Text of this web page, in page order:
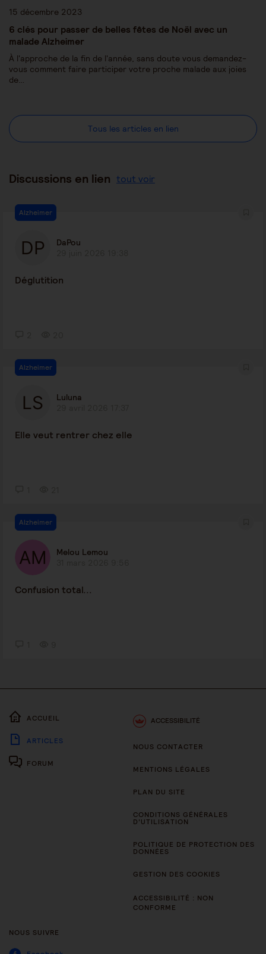
15 décembre 2023
6 clés pour passer de belles fêtes de Noël avec un
malade Alzheimer
À l'approche de la fin de l'année, sans doute vous demandez-
vous comment faire participer votre proche malade aux joies
de…
Tous les articles en lien
Discussions en lien tout voir
Alzheimer
DaPou
Déglutition
Alzheimer
Luluna
Elle veut rentrer chez elle
Alzheimer
Melou Lemou
Confusion total...
ACCUEIL
ARTICLES
FORUM
ACCESSIBILITÉ
NOUS CONTACTER
MENTIONS LÉGALES
PLAN DU SITE
CONDITIONS GÉNÉRALES
D’UTILISATION
POLITIQUE DE PROTECTION DES
DONNÉES
GESTION DES COOKIES
ACCESSIBILITÉ : NON
CONFORME
NOUS SUIVRE